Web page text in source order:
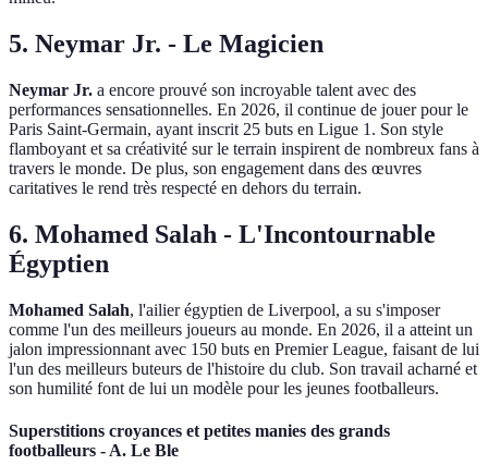
5. Neymar Jr. - Le Magicien
Neymar Jr. a encore prouvé son incroyable talent avec des
performances sensationnelles. En 2026, il continue de jouer pour le
Paris Saint-Germain, ayant inscrit 25 buts en Ligue 1. Son style
flamboyant et sa créativité sur le terrain inspirent de nombreux fans à
travers le monde. De plus, son engagement dans des œuvres
caritatives le rend très respecté en dehors du terrain.
6. Mohamed Salah - L'Incontournable
Égyptien
Mohamed Salah, l'ailier égyptien de Liverpool, a su s'imposer
comme l'un des meilleurs joueurs au monde. En 2026, il a atteint un
jalon impressionnant avec 150 buts en Premier League, faisant de lui
l'un des meilleurs buteurs de l'histoire du club. Son travail acharné et
son humilité font de lui un modèle pour les jeunes footballeurs.
Superstitions croyances et petites manies des grands
footballeurs - A. Le Ble